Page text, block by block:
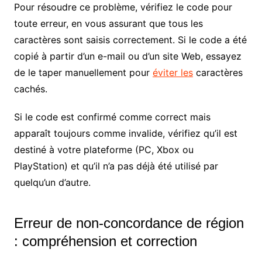
Pour résoudre ce problème, vérifiez le code pour
toute erreur, en vous assurant que tous les
caractères sont saisis correctement. Si le code a été
copié à partir d’un e-mail ou d’un site Web, essayez
de le taper manuellement pour éviter lescaractères
cachés.
Si le code est confirmé comme correct mais
apparaît toujours comme invalide, vérifiez qu’il est
destiné à votre plateforme (PC, Xbox ou
PlayStation) et qu’il n’a pas déjà été utilisé par
quelqu’un d’autre.
Erreur de non-concordance de région
: compréhension et correction